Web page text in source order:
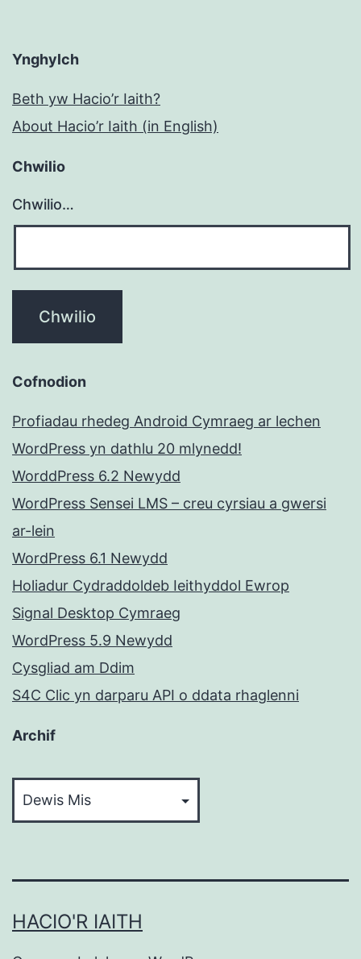
Ynghylch
Beth yw Hacio’r Iaith?
About Hacio’r Iaith (in English)
Chwilio
Chwilio…
Cofnodion
Profiadau rhedeg Android Cymraeg ar lechen
WordPress yn dathlu 20 mlynedd!
WorddPress 6.2 Newydd
WordPress Sensei LMS – creu cyrsiau a gwersi
ar-lein
WordPress 6.1 Newydd
Holiadur Cydraddoldeb Ieithyddol Ewrop
Signal Desktop Cymraeg
WordPress 5.9 Newydd
Cysgliad am Ddim
S4C Clic yn darparu API o ddata rhaglenni
Archif
HACIO'R IAITH